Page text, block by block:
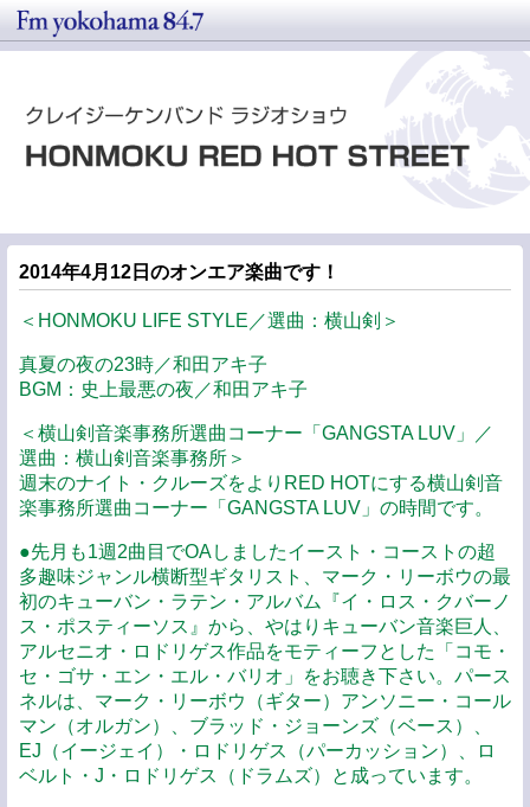
2014年4月12日のオンエア楽曲です！
＜HONMOKU LIFE STYLE／選曲：横山剣＞
真夏の夜の23時／和田アキ子
BGM：史上最悪の夜／和田アキ子
＜横山剣音楽事務所選曲コーナー「GANGSTA LUV」／
選曲：横山剣音楽事務所＞
週末のナイト・クルーズをよりRED HOTにする横山剣音
楽事務所選曲コーナー「GANGSTA LUV」の時間です。
●先月も1週2曲目でOAしましたイースト・コーストの超
多趣味ジャンル横断型ギタリスト、マーク・リーボウの最
初のキューバン・ラテン・アルバム『イ・ロス・クバーノ
ス・ポスティーソス』から、やはりキューバン音楽巨人、
アルセニオ・ロドリゲス作品をモティーフとした「コモ・
セ・ゴサ・エン・エル・バリオ」をお聴き下さい。パース
ネルは、マーク・リーボウ（ギター）アンソニー・コール
マン（オルガン）、ブラッド・ジョーンズ（ベース）、
EJ（イージェイ）・ロドリゲス（パーカッション）、ロ
ベルト・J・ロドリゲス（ドラムズ）と成っています。